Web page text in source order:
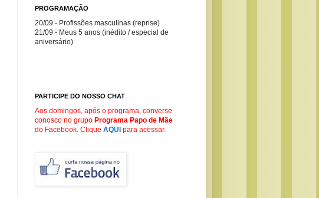
PROGRAMAÇÃO
20/09 - Profissões masculinas (reprise)
21/09 - Meus 5 anos (inédito / especial de
aniversário)
PARTICIPE DO NOSSO CHAT
Aos domingos, após o programa, converse
conosco no grupo Programa Papo de Mãe
do Facebook . Clique AQUI para acessar.